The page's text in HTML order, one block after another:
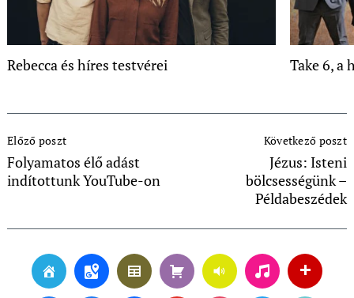
Rebecca és híres testvérei Take 6, a
Navigation
Előző poszt
Folyamatos élő adást
indítottunk YouTube-on
Következő poszt
Jézus: Isteni
bölcsességünk –
Példabeszédek